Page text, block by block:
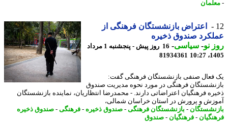
اعتراض بازنشستگان فرهنگی از
صندوق ذخیره
نو- سیاسی-
16 روز پیش - پنجشنبه 1 مرداد
81934361
صنفی بازنشستگان فرهنگی گفت:
فرهنگی در مورد نحوه مدیریت صندوق
فرهنگیان اعتراضاتی دارند. - محمدرضا انتظاریان، نماینده بازنشستگان
و پرورش در استان خراسان شمالی،
-بازنشستگان فرهنگی-صندوق ذخیره-فرهنگی-صندوق ذخیره
-فرهنگیان-صندوق